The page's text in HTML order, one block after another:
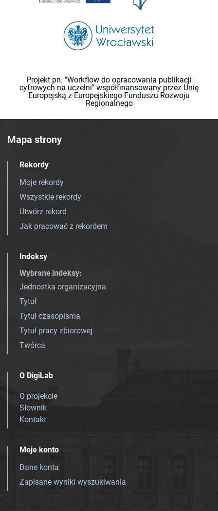
Projekt pn. "Workflow do opracowania publikacji
cyfrowych na uczelni" współfinansowany przez Unię
Europejską z Europejskiego Funduszu Rozwoju
Regionalnego
Mapa strony
Rekordy
Moje rekordy
Wszystkie rekordy
Utwórz rekord
Jak pracować z rekordem
Indeksy
Wybrane indeksy:
Jednostka organizacyjna
Tytuł
Tytuł czasopisma
Tytuł pracy zbiorowej
Twórca
O DigiLab
O projekcie
Słownik
Kontakt
Moje konto
Dane konta
Zapisane wyniki wyszukiwania